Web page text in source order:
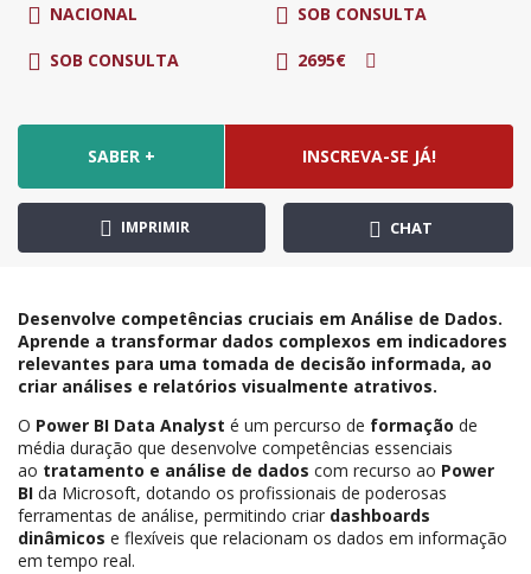
NACIONAL SOB CONSULTA
SOB CONSULTA 2695€
SABER + INSCREVA-SE JÁ!
IMPRIMIR CHAT
Desenvolve competências cruciais em Análise de Dados.
Aprende a transformar dados complexos em indicadores
relevantes para uma tomada de decisão informada, ao
criar análises e relatórios visualmente atrativos.
O Power BI Data Analyst é um percurso de formação de
média duração que desenvolve competências essenciais
ao tratamento e análise de dados com recurso ao Power
BI da Microsoft, dotando os profissionais de poderosas
ferramentas de análise, permitindo criar dashboards
dinâmicos e flexíveis que relacionam os dados em informação
em tempo real.